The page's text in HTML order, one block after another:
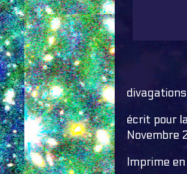
écrit pour
Novembre
Imprime